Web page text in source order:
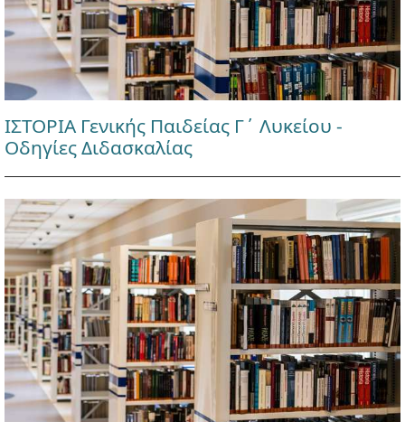
ΙΣΤΟΡΙΑ Γενικής Παιδείας Γ΄ Λυκείου -
Οδηγίες Διδασκαλίας